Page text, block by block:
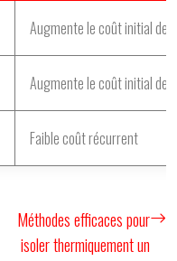
Augmente le coût initial de
Augmente le coût initial de
Faible coût récurrent
Méthodes efficaces pour
isoler thermiquement un